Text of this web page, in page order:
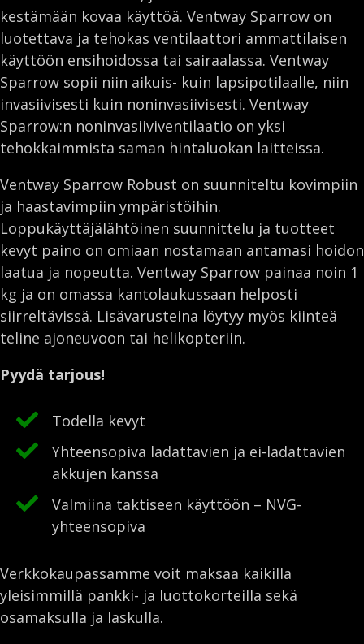
kestämään kovaa käyttöä. Ventway Sparrow on
luotettava ja tehokas ventilaattori ammattilaisen
käyttöön ensihoidossa tai sairaalassa. Ventway
Sparrow sopii niin aikuis- kuin lapsipotilaalle, niin
invasiivisesti kuin noninvasiivisesti. Ventway
Sparrow:n noninvasiiviventilaatio on yksi
tehokkaimmista saman hintaluokan laitteissa.
Ventway Sparrow Robust on suunniteltu kovimpiin
ja haastavimpiin ympäristöihin.
Loppukäyttäjälähtöinen suunnittelu ja tuotteet
kevyt paino on omiaan nostamaan antamasi hoidon
laatua ja nopeutta. Ventway Sparrow painaa noin 1
kg ja on omassa kantolaukussaan helposti
siirreltävissä. Lisävarusteina löytyy myös kiinteä
teline ajoneuvoon tai helikopteriin.
Pyydä tarjous!
Todella kevyt
Yhteensopiva ladattavien ja ei-ladattavien
akkujen kanssa
Valmiina taktiseen käyttöön – NVG-
yhteensopiva
Verkkokaupassamme voit maksaa kaikilla
yleisimmillä pankki- ja luottokorteilla sekä
osamaksulla ja laskulla.
b
o
k
e
d
n
t
e
l